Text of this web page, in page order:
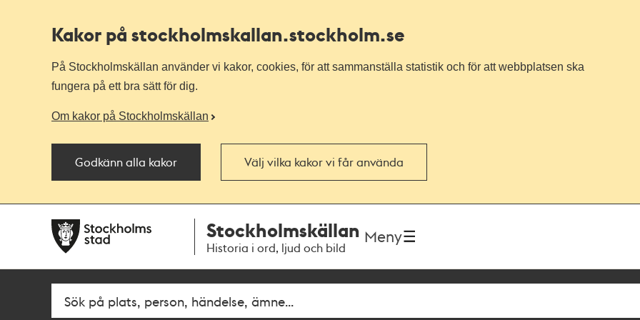
Kakor på stockholmskallan.stockholm.se
På Stockholmskällan använder vi kakor, cookies, för att sammanställa statistik och för att webbplatsen ska
fungera på ett bra sätt för dig.
Om kakor på Stockholmskällan
Godkänn alla kakor Välj vilka kakor vi får använda
navigationen
huvudinnehållet
Stockholmskällan
Historia i ord, ljud och bild
Meny
SökFritextsök